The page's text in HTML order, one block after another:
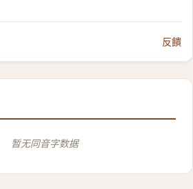
反饋
暂无同音字数据